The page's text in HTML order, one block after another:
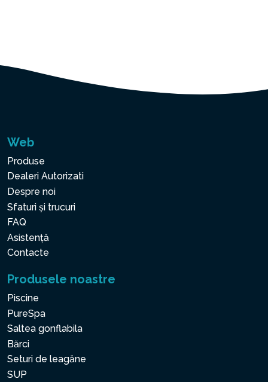
Web
Produse
Dealeri Autorizati
Despre noi
Sfaturi și trucuri
FAQ
Asistență
Contacte
Produsele noastre
Piscine
PureSpa
Saltea gonflabila
Bărci
Seturi de leagăne
SUP